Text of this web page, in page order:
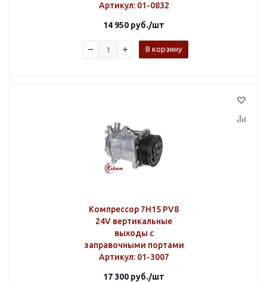
Артикул: 01-0832
14 950 руб./шт
В корзину
Компрессор 7H15 PV8
24V вертикальные
выходы с
заправочными портами
Артикул: 01-3007
17 300 руб./шт